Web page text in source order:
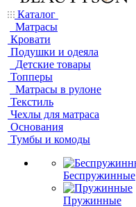
Каталог
Матрасы
Кровати
Подушки и одеяла
Детские товары
Топперы
Матрасы в рулоне
Текстиль
Чехлы для матраса
Основания
Тумбы и комоды
Беспружинные
Пружинные